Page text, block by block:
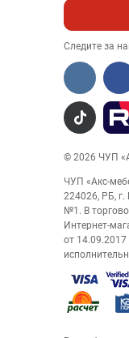
Следите за
© 2026 ЧУП
ЧУП «Акс-
224026, РБ, г.
№1. В
Интернет-
от